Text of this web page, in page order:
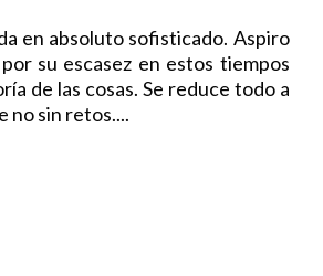
en absoluto sofisticado. Aspiro
su escasez en estos tiempos
de las cosas. Se reduce todo a
no sin retos....